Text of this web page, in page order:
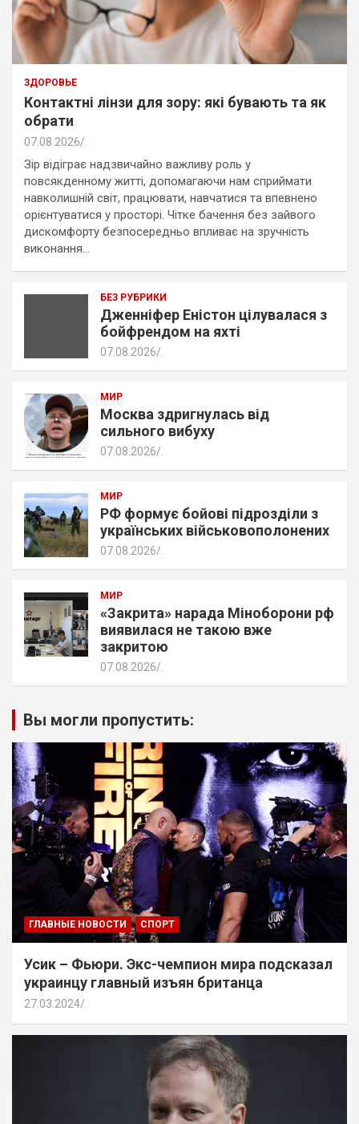
ЗДОРОВЬЕ
Контактні лінзи для зору: які бувають та як
обрати
07.08.2026
Зір відіграє надзвичайно важливу роль у
повсякденному житті, допомагаючи нам сприймати
навколишній світ, працювати, навчатися та впевнено
орієнтуватися у просторі. Чітке бачення без зайвого
дискомфорту безпосередньо впливає на зручність
виконання…
БЕЗ РУБРИКИ
Дженніфер Еністон цілувалася з
бойфрендом на яхті
07.08.2026
МИР
Москва здригнулась від
сильного вибуху
07.08.2026
МИР
РФ формує бойові підрозділи з
українських військовополонених
07.08.2026
МИР
«Закрита» нарада Міноборони рф
виявилася не такою вже
закритою
07.08.2026
Вы могли пропустить:
ГЛАВНЫЕ НОВОСТИ СПОРТ
Усик – Фьюри. Экс-чемпион мира подсказал
украинцу главный изъян британца
27.03.2024 .